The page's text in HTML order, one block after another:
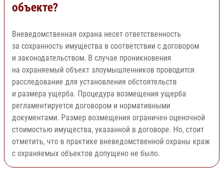
объекте?
Вневедомственная охрана несет ответственность
за сохранность имущества в соответствии с договором
и законодательством. В случае проникновения
на охраняемый объект злоумышленников проводится
расследование для установления обстоятельств
и размера ущерба. Процедура возмещения ущерба
регламентируется договором и нормативными
документами. Размер возмещения ограничен оценочной
стоимостью имущества, указанной в договоре. Но, стоит
отметить, что в практике вневедомственной охраны краж
с охраняемых объектов допущено не было.